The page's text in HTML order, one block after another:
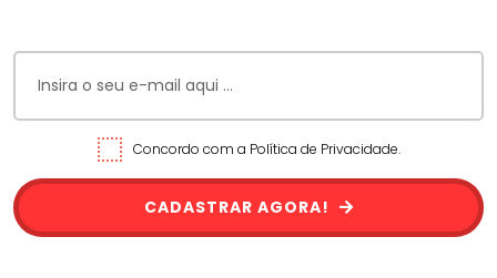
Concordo com a Política de Privacidade.
CADASTRAR AGORA!